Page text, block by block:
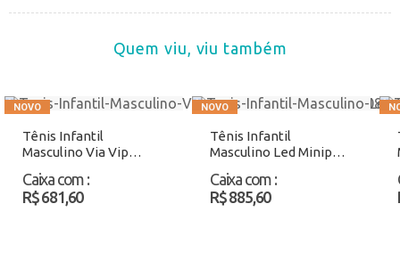
Quem viu, viu também
Tênis Infantil
Masculino Via Vip
Atacado
Caixa com :
R$ 681,60
Tênis Infantil
Masculino Led Minipé
Azul/Vermelho
Atacado
Caixa com :
R$ 885,60